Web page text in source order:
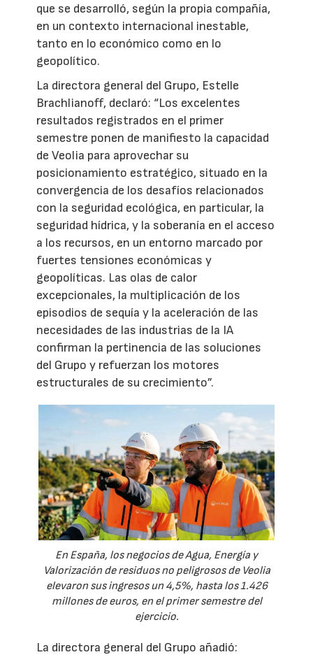
que se desarrolló, según la propia compañía,
en un contexto internacional inestable,
tanto en lo económico como en lo
geopolítico.
La directora general del Grupo, Estelle
Brachlianoff, declaró: “Los excelentes
resultados registrados en el primer
semestre ponen de manifiesto la capacidad
de Veolia para aprovechar su
posicionamiento estratégico, situado en la
convergencia de los desafíos relacionados
con la seguridad ecológica, en particular, la
seguridad hídrica, y la soberanía en el acceso
a los recursos, en un entorno marcado por
fuertes tensiones económicas y
geopolíticas. Las olas de calor
excepcionales, la multiplicación de los
episodios de sequía y la aceleración de las
necesidades de las industrias de la IA
confirman la pertinencia de las soluciones
del Grupo y refuerzan los motores
estructurales de su crecimiento”.
En España, los negocios de Agua, Energía y
Valorización de residuos no peligrosos de Veolia
elevaron sus ingresos un 4,5%, hasta los 1.426
millones de euros, en el primer semestre del
ejercicio.
La directora general del Grupo añadió: